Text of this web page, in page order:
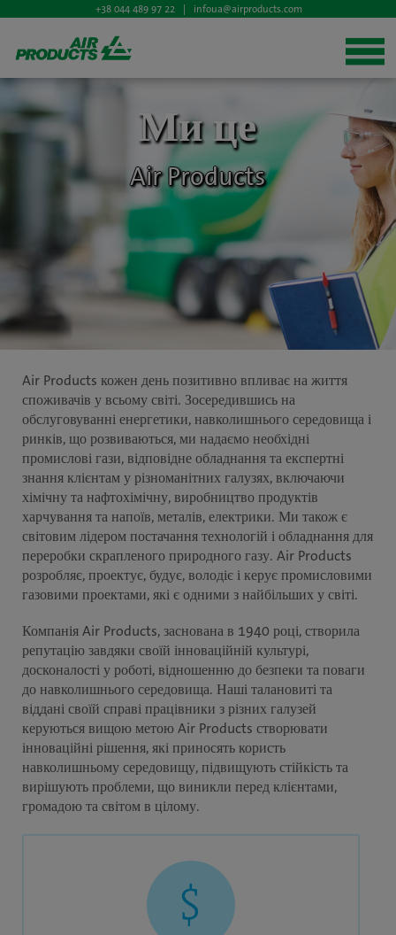
+38 044 489 97 22 | infoua@airproducts.com
Ми це
Air Products
Air Products кожен день позитивно впливає на життя
споживачів у всьому світі. Зосередившись на
обслуговуванні енергетики, навколишнього середовища і
ринків, що розвиваються, ми надаємо необхідні
промислові гази, відповідне обладнання та експертні
знання клієнтам у різноманітних галузях, включаючи
хімічну та нафтохімічну, виробництво продуктів
харчування та напоїв, металів, електрики. Ми також є
світовим лідером постачання технологій і обладнання для
переробки скрапленого природного газу. Air Products
розробляє, проектує, будує, володіє і керує промисловими
газовими проектами, які є одними з найбільших у світі.
Компанія Air Products, заснована в 1940 році, створила
репутацію завдяки своїй інноваційній культурі,
досконалості у роботі, відношенню до безпеки та поваги
до навколишнього середовища. Наші талановиті та
віддані своїй справі працівники з різних галузей
керуються вищою метою Air Products створювати
інноваційні рішення, які приносять користь
навколишньому середовищу, підвищують стійкість та
вирішують проблеми, що виникли перед клієнтами,
громадою та світом в цілому.